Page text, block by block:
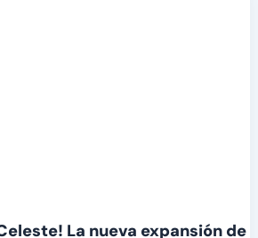
La nueva expansión de